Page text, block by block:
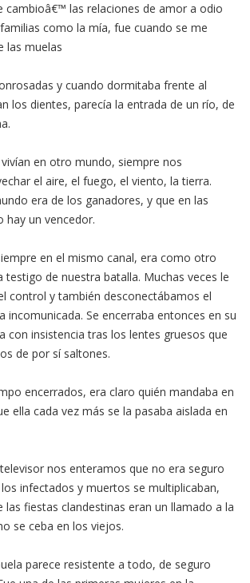
cambioâ€™ las relaciones de amor a odio
como la mía, fue cuando se me
las muelas
y cuando dormitaba frente al
los dientes, parecía la entrada de un río, de
en otro mundo, siempre nos
el aire, el fuego, el viento, la tierra.
era de los ganadores, y que en las
hay un vencedor.
en el mismo canal, era como otro
testigo de nuestra batalla. Muchas veces le
control y también desconectábamos el
incomunicada. Se encerraba entonces en su
con insistencia tras los lentes gruesos que
de por sí saltones.
encerrados, era claro quién mandaba en
ella cada vez más se la pasaba aislada en
nos enteramos que no era seguro
infectados y muertos se multiplicaban,
las fiestas clandestinas eran un llamado a la
se ceba en los viejos.
parece resistente a todo, de seguro